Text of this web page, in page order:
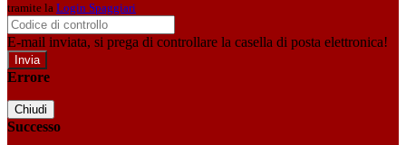
tramite la Login Spaggiari
E-mail inviata, si prega di controllare la casella di posta elettronica!
Errore
Chiudi
Successo